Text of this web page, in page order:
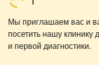
Мы приглашаем вас и
посетить нашу клинику
и первой диагностики.